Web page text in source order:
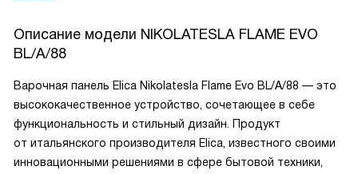
Описание модели NIKOLATESLA FLAME EVO
BL/A/88
Варочная панель Elica Nikolatesla Flame Evo BL/A/88 — это
высококачественное устройство, сочетающее в себе
функциональность и стильный дизайн. Продукт
от итальянского производителя Elica, известного своими
инновационными решениями в сфере бытовой техники,